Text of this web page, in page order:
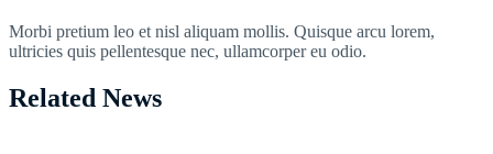
Morbi pretium leo et nisl aliquam mollis. Quisque arcu lorem,
ultricies quis pellentesque nec, ullamcorper eu odio.
Related News